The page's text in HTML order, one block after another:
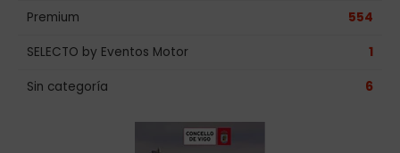
Premium 554
SELECTO by Eventos Motor 1
Sin categoría 6